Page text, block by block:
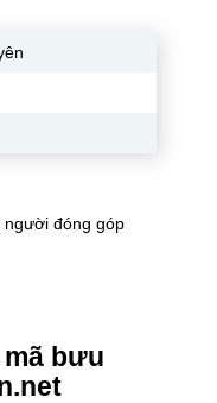
người đóng góp
bưu